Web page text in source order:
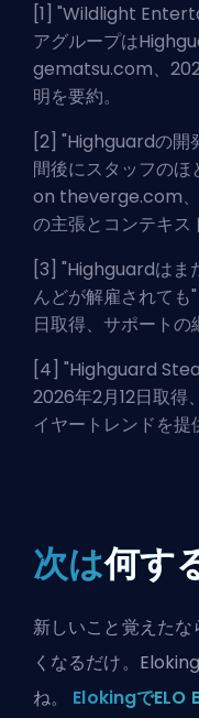
[1] "Wildlight
アグループは
gematsu.com、
明を要約。
[2] "Highguardの開
間後にスタッフのほ
on theverge.com、
の主張とコンテキス
[3] "Highguardはま
んどが解雇されても
日取得、サポートの
[4] "Highguard
2026年2月12日取得
イヤートレンドを提
次は何す
新しいこと覚えた
くなるだけ。
ね。 ElokingでELO